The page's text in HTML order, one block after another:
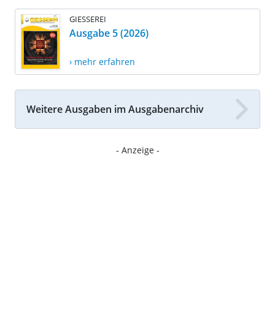
GIESSEREI
Ausgabe 5 (2026)
› mehr erfahren
Weitere Ausgaben im Ausgabenarchiv
- Anzeige -